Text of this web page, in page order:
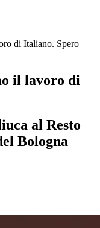
di Italiano. Spero
il lavoro di
al Resto
Bologna